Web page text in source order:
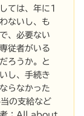
ては、年に1
ないし、も
、必要ない
従者がいる
ろうか。と
し、手続き
らなかった
の支給など